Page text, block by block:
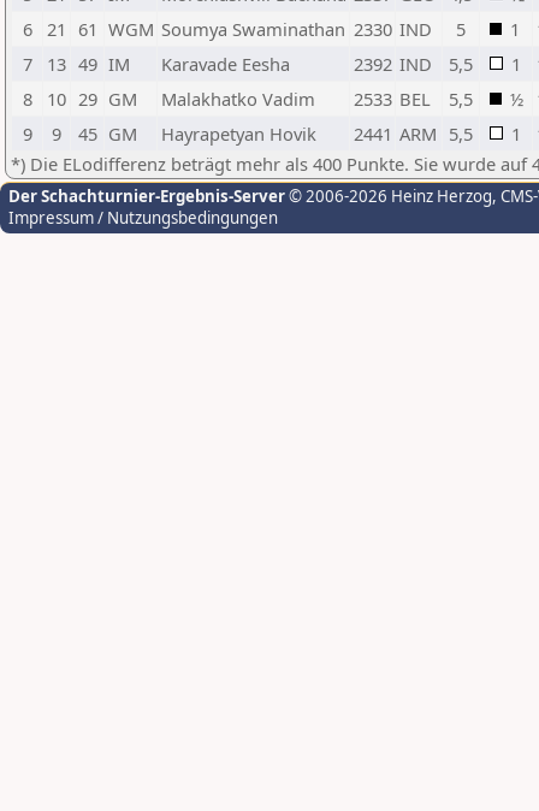
6
21 61 WGM Soumya Swaminathan 2330 IND 5 1
7
13 49 IM Karavade Eesha 2392 IND 5,5 1
8
10 29 GM Malakhatko Vadim 2533 BEL 5,5 ½
9
9 45 GM Hayrapetyan Hovik 2441 ARM 5,5 1
*) Die ELodifferenz beträgt mehr als 400 Punkte. Sie wurde auf
Der Schachturnier-Ergebnis-Server© 2006-2026 Heinz Herzog,
Impressum / Nutzungsbedingungen